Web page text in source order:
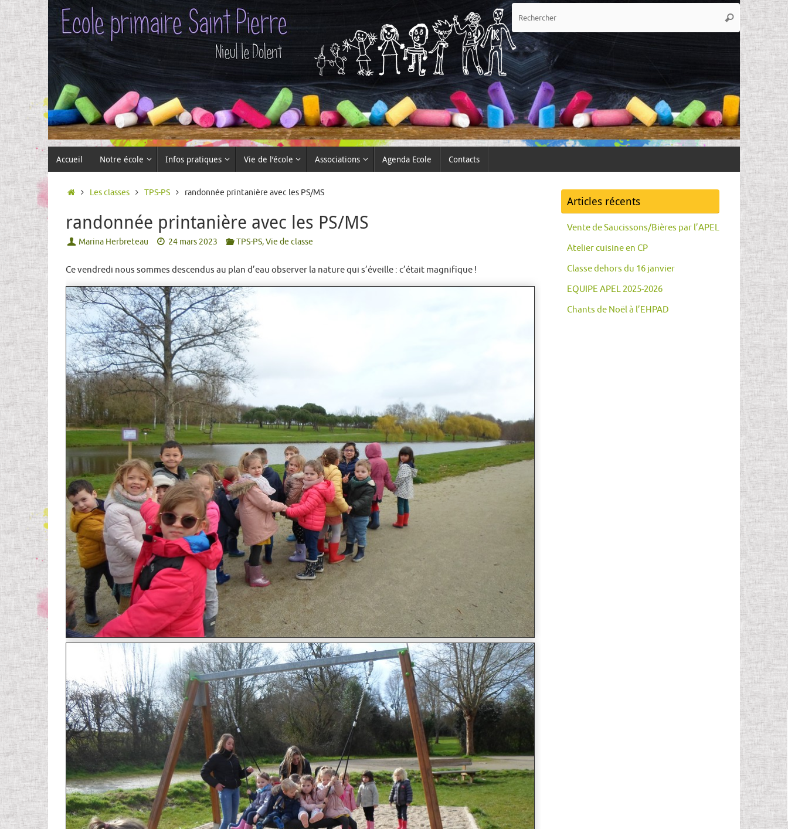
Passer
contenu
Recherche
pour
:
Rechercher
Passer
contenu
Accueil Notre école Infos pratiques Vie de l’école Associations Agenda Ecole Contacts
AccueilLes classes TPS-PS randonnée printanière avec les PS/MS
randonnée printanière avec les PS/MS
Marina Herbreteau 24 mars 2023 TPS-PS,Vie de classe
Ce vendredi nous sommes descendus au plan d’eau observer la nature qui s’éveille : c’était magnifique !
Articles récents
Vente de Saucissons/Bières par l’APEL
Atelier cuisine en CP
Classe dehors du 16 janvier
EQUIPE APEL 2025-2026
Chants de Noël à l’EHPAD